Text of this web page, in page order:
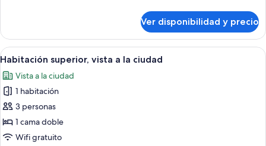
vista
al
océano
doble
Deluxe,
balcón,
al
océano
Ver disponibilidad y precio
Ver
todas
las
fotos
de
Habitación
superior,
Una habitación de hotel con una
5
Habitación superior, vista a la ciudad
Vista a la ciudad
1 habitación
3 personas
1 cama doble
Wifi gratuito